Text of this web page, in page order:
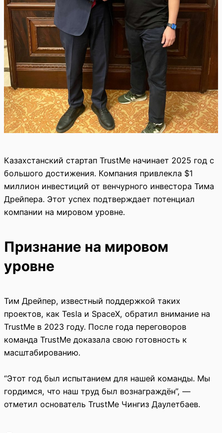
Казахстанский стартап TrustMe начинает 2025 год с
большого достижения. Компания привлекла $1
миллион инвестиций от венчурного инвестора Тима
Дрейпера. Этот успех подтверждает потенциал
компании на мировом уровне.
Признание на мировом
уровне
Тим Дрейпер, известный поддержкой таких
проектов, как Tesla и SpaceX, обратил внимание на
TrustMe в 2023 году. После года переговоров
команда TrustMe доказала свою готовность к
масштабированию.
“Этот год был испытанием для нашей команды. Мы
гордимся, что наш труд был вознаграждён”, —
отметил основатель TrustMe Чингиз Даулетбаев.